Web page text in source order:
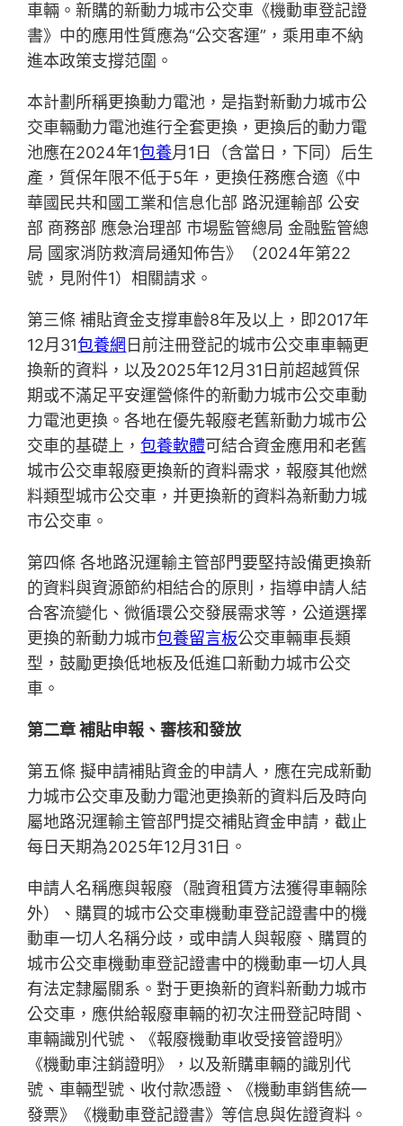
車輛。新購的新動力城市公交車《機動車登記證
書》中的應用性質應為“公交客運”，乘用車不納
進本政策支撐范圍。
本計劃所稱更換動力電池，是指對新動力城市公
交車輛動力電池進行全套更換，更換后的動力電
池應在2024年1包養月1日（含當日，下同）后生
產，質保年限不低于5年，更換任務應合適《中
華國民共和國工業和信息化部 路況運輸部 公安
部 商務部 應急治理部 市場監管總局 金融監管總
局 國家消防救濟局通知佈告》（2024年第22
號，見附件1）相關請求。
第三條 補貼資金支撐車齡8年及以上，即2017年
12月31包養網 日前注冊登記的城市公交車車輛更
換新的資料，以及2025年12月31日前超越質保
期或不滿足平安運營條件的新動力城市公交車動
力電池更換。各地在優先報廢老舊新動力城市公
交車的基礎上，包養軟體可結合資金應用和老舊
城市公交車報廢更換新的資料需求，報廢其他燃
料類型城市公交車，并更換新的資料為新動力城
市公交車。
第四條 各地路況運輸主管部門要堅持設備更換新
的資料與資源節約相結合的原則，指導申請人結
合客流變化、微循環公交發展需求等，公道選擇
更換的新動力城市包養留言板公交車輛車長類
型，鼓勵更換低地板及低進口新動力城市公交
車。
第二章 補貼申報、審核和發放
第五條 擬申請補貼資金的申請人，應在完成新動
力城市公交車及動力電池更換新的資料后及時向
屬地路況運輸主管部門提交補貼資金申請，截止
每日天期為2025年12月31日。
申請人名稱應與報廢（融資租賃方法獲得車輛除
外）、購買的城市公交車機動車登記證書中的機
動車一切人名稱分歧，或申請人與報廢、購買的
城市公交車機動車登記證書中的機動車一切人具
有法定隸屬關系。對于更換新的資料新動力城市
公交車，應供給報廢車輛的初次注冊登記時間、
車輛識別代號、《報廢機動車收受接管證明》
《機動車注銷證明》，以及新購車輛的識別代
號、車輛型號、收付款憑證、《機動車銷售統一
發票》《機動車登記證書》等信息與佐證資料。